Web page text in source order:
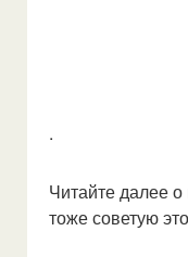
.
Читайте далее
тоже советую